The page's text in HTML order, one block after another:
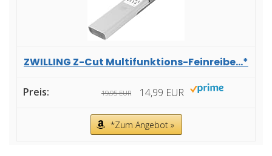
ZWILLING Z-Cut Multifunktions-Feinreibe...*
19,95 EUR 14,99 EUR
*Zum Angebot »